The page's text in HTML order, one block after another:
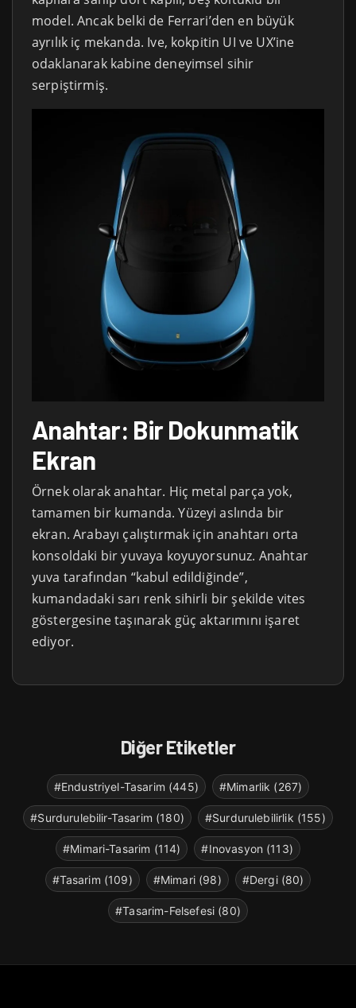
model. Ancak belki de Ferrari’den en büyük
ayrılık iç mekanda. Ive, kokpitin UI ve UX’ine
odaklanarak kabine deneyimsel sihir
serpiştirmiş.
Anahtar: Bir Dokunmatik
Ekran
Örnek olarak anahtar. Hiç metal parça yok,
tamamen bir kumanda. Yüzeyi aslında bir
ekran. Arabayı çalıştırmak için anahtarı orta
konsoldaki bir yuvaya koyuyorsunuz. Anahtar
yuva tarafından “kabul edildiğinde”,
kumandadaki sarı renk sihirli bir şekilde vites
göstergesine taşınarak güç aktarımını işaret
ediyor.
Diğer Etiketler
#Endustriyel-Tasarim (445) #Mimarlik (267)
#Surdurulebilir-Tasarim (180) #Surdurulebilirlik (155)
#Mimari-Tasarim (114) #Inovasyon (113)
#Tasarim (109) #Mimari (98) #Dergi (80)
#Tasarim-Felsefesi (80)